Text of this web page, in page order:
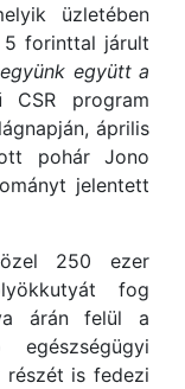
üzletében
5 forinttal járult
együtt a
CSR program
április
pohár Jono
jelentett
250 ezer
fog
árán felül a
egészségügyi
részét is fedezi